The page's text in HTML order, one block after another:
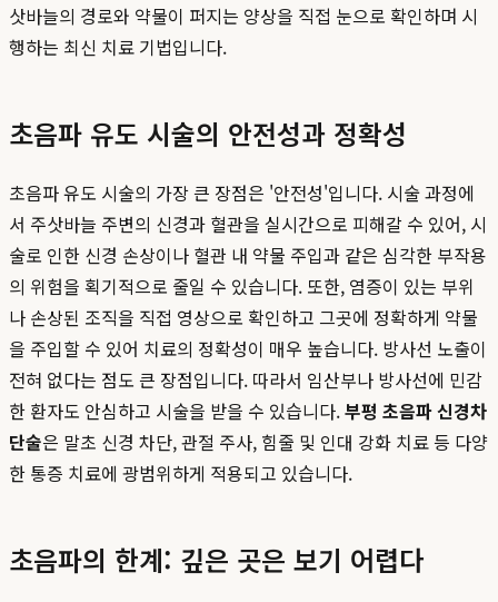
삿바늘의 경로와 약물이 퍼지는 양상을 직접 눈으로 확인하며 시
행하는 최신 치료 기법입니다.
초음파 유도 시술의 안전성과 정확성
초음파 유도 시술의 가장 큰 장점은 '안전성'입니다. 시술 과정에
서 주삿바늘 주변의 신경과 혈관을 실시간으로 피해갈 수 있어, 시
술로 인한 신경 손상이나 혈관 내 약물 주입과 같은 심각한 부작용
의 위험을 획기적으로 줄일 수 있습니다. 또한, 염증이 있는 부위
나 손상된 조직을 직접 영상으로 확인하고 그곳에 정확하게 약물
을 주입할 수 있어 치료의 정확성이 매우 높습니다. 방사선 노출이
전혀 없다는 점도 큰 장점입니다. 따라서 임산부나 방사선에 민감
한 환자도 안심하고 시술을 받을 수 있습니다.부평 초음파 신경차
단술은 말초 신경 차단, 관절 주사, 힘줄 및 인대 강화 치료 등 다양
한 통증 치료에 광범위하게 적용되고 있습니다.
초음파의 한계: 깊은 곳은 보기 어렵다